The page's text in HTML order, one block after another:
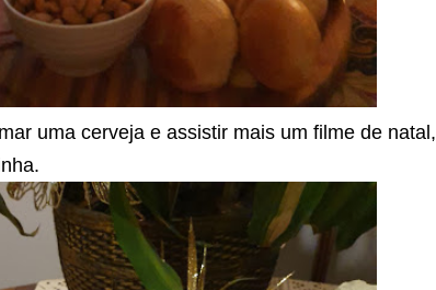
uma cerveja e assistir mais um filme de natal,